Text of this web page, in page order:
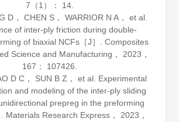
7 （1）： 14.
D， CHEN S， WARRIOR N A， et al.
of inter-ply friction during double-
of biaxial NCFs［J］. Composites
Science and Manufacturing ， 2023 ，
167 ： 107426.
D C， SUN B Z， et al. Experimental
and modeling of the inter-ply sliding
prepreg in the preforming
Materials Research Express ， 2023 ，